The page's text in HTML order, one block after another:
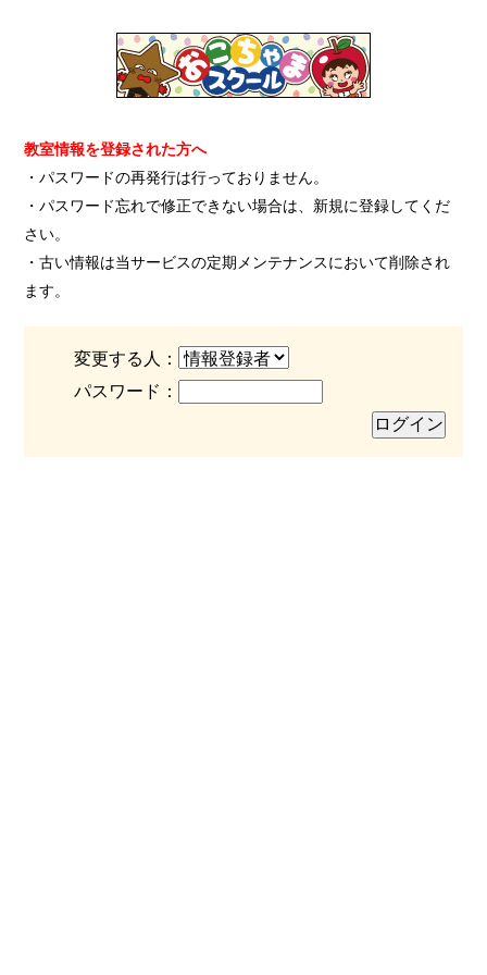
教室情報を登録された方へ
・パスワードの再発行は行っておりません。
・パスワード忘れで修正できない場合は、新規に登録してくだ
さい。
・古い情報は当サービスの定期メンテナンスにおいて削除され
ます。
変更する人：
パスワード：